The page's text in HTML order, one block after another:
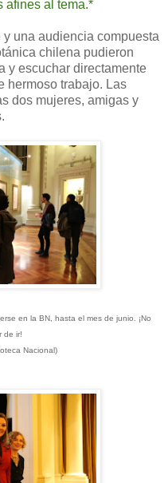
afines al tema.*
una audiencia compuesta
chilena pudieron
y escuchar directamente
hermoso trabajo. Las
dos mujeres, amigas y
en la BN, hasta el mes de junio. ¡No
de ir!
Nacional)